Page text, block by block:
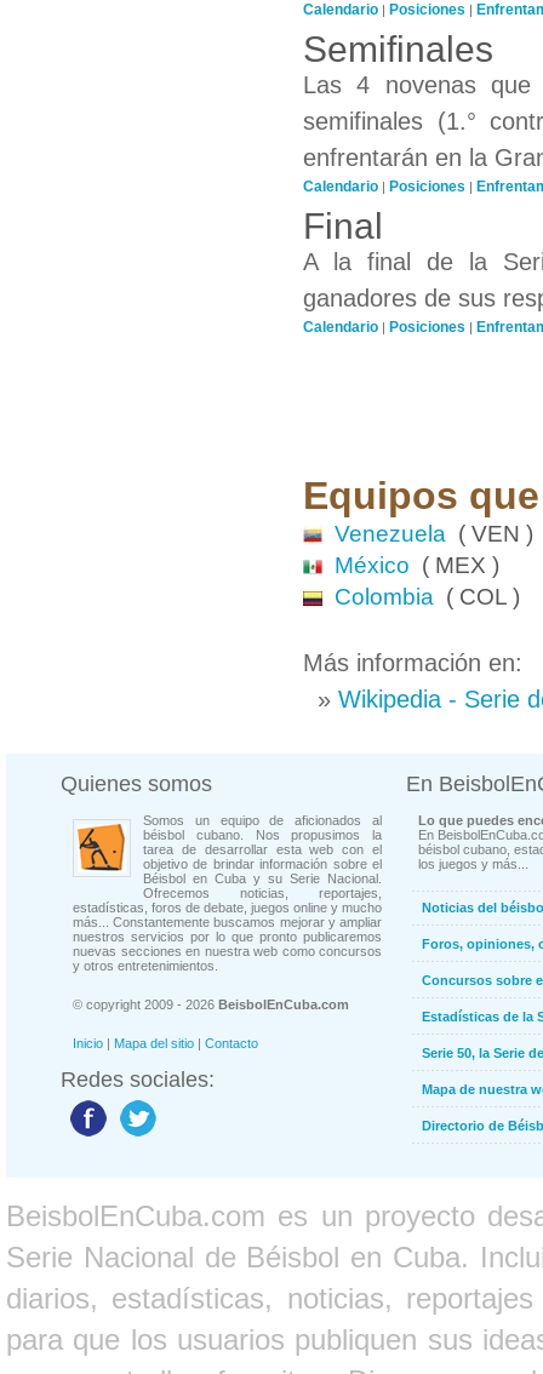
Calendario | Posiciones |
Semifinales
Las 4 novenas que
semifinales (1.°
enfrentarán en la
Calendario | Posiciones |
Final
A la final de la
ganadores de sus
Calendario | Posiciones |
Equipos
Venezuela ( VEN )
México ( MEX )
Colombia ( COL )
Más información en:
» Wikipedia - Serie
Quienes somos
Somos un equipo de aficionados al
béisbol cubano. Nos propusimos la
tarea de desarrollar esta web con el
objetivo de brindar información sobre el
Béisbol en Cuba y su Serie Nacional.
Ofrecemos noticias, reportajes,
estadísticas, foros de debate, juegos online y mucho
más... Constantemente buscamos mejorar y ampliar
nuestros servicios por lo que pronto publicaremos
nuevas secciones en nuestra web como concursos
y otros entretenimientos.
© copyright 2009 - 2026 BeisbolEnCuba.com
Inicio | Mapa del sitio | Contacto
Redes sociales:
En
Lo que puedes
En
béisbol cubano,
los juegos y más...
Noticias del
Foros, opiniones,
Concursos sobre
Estadísticas de la
Serie 50, la Serie
Mapa de nuestra
Directorio de
BeisbolEnCuba.com es un proyecto
Serie Nacional de Béisbol en Cuba.
diarios, estadísticas, noticias,
para que los usuarios publiquen sus